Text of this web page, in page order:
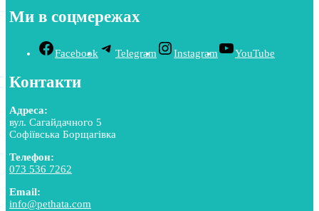
Ми в соцмережах
Facebook Telegram Instagram YouTube
Контакти
Адреса:
вул. Сагайдачного 5
Софіївська Борщагівка
Телефон:
073 536 7262
Email:
info@pethata.com